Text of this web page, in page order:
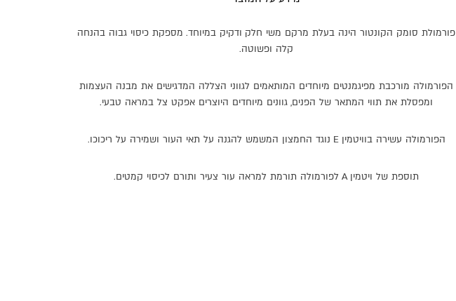
פורמולת סומק הקונטור הינה בעלת מרקם משי חלק ודקיק במיוחד. מספקת כיסוי גבוה בהנחה
קלה ופשוטה.
הפורמולה מורכבת מפיגמנטים מיוחדים המותאמים לגווני הצללה המדגישים את מבנה העצמות
ומפסלת את תווי המתאר של הפנים, גוונים מיוחדים היוצרים אפקט צל במראה טבעי.
הפורמולה עשירה בוויטמין E נוגד החמצון המשמש להגנה על תאי העור ושמירה על ריכוכו.
תוספת של ויטמין A לפורמולה תורמת למראה עור צעיר ותורם לכיסוי קמטים.